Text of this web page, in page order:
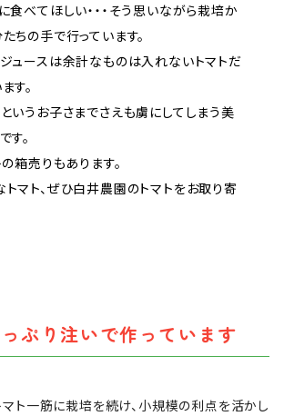
食べてほしい・・・そう思いながら栽培か
ちの手で行っています。
ュースは余計なものは入れないトマトだ
す。
いうお子さまでさえも虜にしてしまう美
す。
の箱売りもあります。
マト、ぜひ白井農園のトマトをお取り寄
ぷり注いで作っています
ト一筋に栽培を続け、小規模の利点を活かし